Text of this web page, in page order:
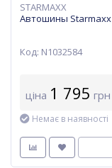
STARMAXX
Автошины Starmaxx
Код: N1032584
ціна 1 795 грн
Немає в наявності